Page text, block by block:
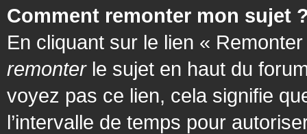
Comment remonter mon sujet
En cliquant sur le lien «
remonterle sujet en haut du
voyez pas ce lien, cela signifie
l’intervalle de temps pour